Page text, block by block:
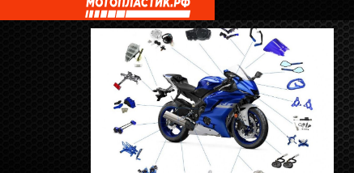
Вопрос / Ответ
О Магазине